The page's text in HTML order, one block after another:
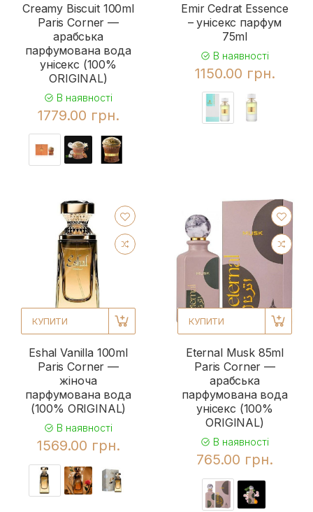
Creamy Biscuit 100ml
Paris Corner —
арабська
парфумована вода
унісекс (100%
ORIGINAL)
В наявності
1779.00 грн.
Emir Cedrat Essence
– унісекс парфум
75ml
В наявності
1150.00 грн.
КУПИТИ
Eshal Vanilla 100ml
Paris Corner —
жіноча
парфумована вода
(100% ORIGINAL)
В наявності
1569.00 грн.
КУПИТИ
Eternal Musk 85ml
Paris Corner —
арабська
парфумована вода
унісекс (100%
ORIGINAL)
В наявності
765.00 грн.